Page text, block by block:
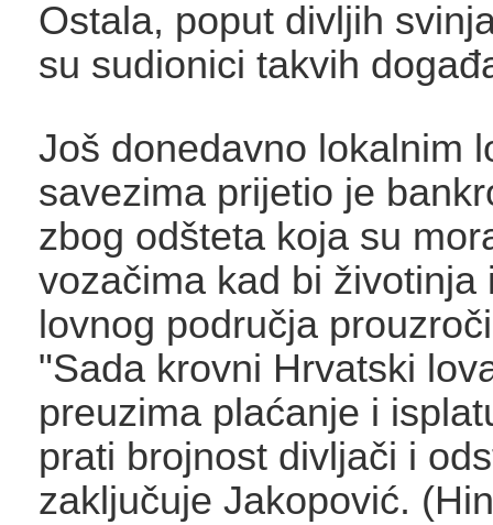
Ostala, poput divljih
su sudionici takvih
Još donedavno lokalnim
savezima prijetio je
zbog odšteta koja su
vozačima kad bi životinja
lovnog područja
"Sada krovni Hrvatski
preuzima plaćanje i
prati brojnost divljači i
zaključuje Jakopović.